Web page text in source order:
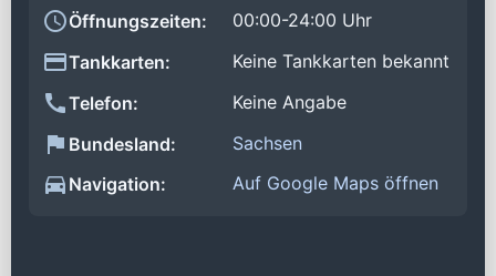
Öffnungszeiten:
00:00-24:00 Uhr
Tankkarten:
Keine Tankkarten bekannt
Telefon:
Keine Angabe
Bundesland:
Sachsen
Navigation:
Auf Google Maps öffnen